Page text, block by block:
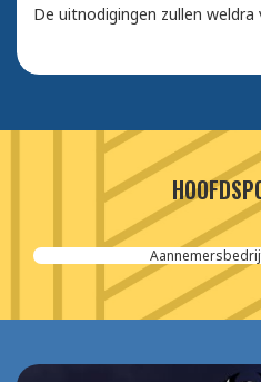
De uitnodigingen zullen